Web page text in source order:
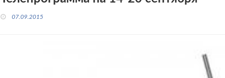
07.09.2015